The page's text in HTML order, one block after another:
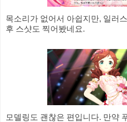
목소리가 없어서 아쉽지만, 일러
후 스샷도 찍어봤네요.
모델링도 괜찮은 편입니다. 만약